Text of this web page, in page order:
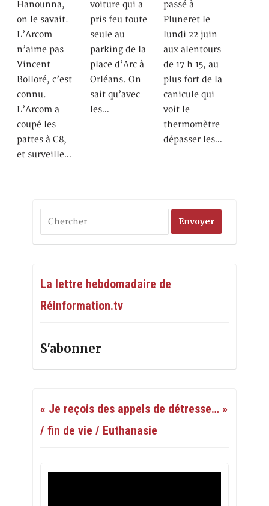
Hanounna,
on le savait.
L’Arcom
n’aime pas
Vincent
Bolloré, c’est
connu.
L’Arcom a
coupé les
pattes à C8,
et surveille…
voiture qui a
pris feu toute
seule au
parking de la
place d’Arc à
Orléans. On
sait qu’avec
les…
passé à
Pluneret le
lundi 22 juin
aux alentours
de 17 h 15, au
plus fort de la
canicule qui
voit le
thermomètre
dépasser les…
La lettre hebdomadaire de
Réinformation.tv
S'abonner
« Je reçois des appels de détresse… »
/ fin de vie / Euthanasie